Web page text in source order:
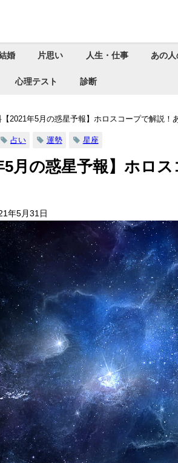
婚 片思い 人生・仕事 あの人
心理テスト 診断
【2021年5月の惑星予報】ホロスコープで解説！
占い 運勢 星座
5月の惑星予報】ホロ
年5月31日